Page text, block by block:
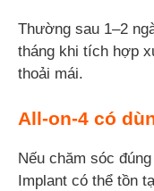
Thường sau 1–2
tháng khi tích hợp
thoải mái.
All-on-4 có
Nếu chăm sóc
Implant có thể tồn